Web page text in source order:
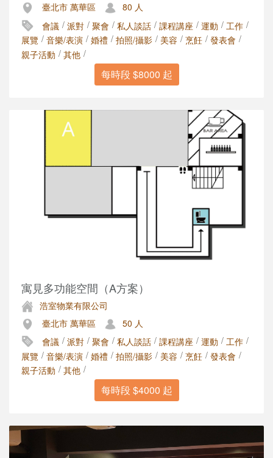
臺北市 萬華區
80 人
會議 / 派對 / 聚會 / 私人談話 / 課程講座 / 運動 / 工作 /
展覽 / 音樂/表演 / 婚禮 / 拍照/攝影 / 美容 / 烹飪 / 發表會 /
親子活動 / 其他 /
每時段 $8000 起
寓見多功能空間（A方案）
浩室物業有限公司
臺北市 萬華區
50 人
會議 / 派對 / 聚會 / 私人談話 / 課程講座 / 運動 / 工作 /
展覽 / 音樂/表演 / 婚禮 / 拍照/攝影 / 美容 / 烹飪 / 發表會 /
親子活動 / 其他 /
每時段 $4000 起